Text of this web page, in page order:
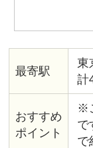
最寄駅
東
計
おすすめ
ポイント
※
で
で